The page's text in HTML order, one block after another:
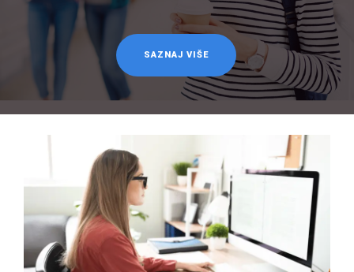
PREVODILAČKI BIRO
KURSEVI
NOVOSTI
KONTAKT
SAZNAJ VIŠE